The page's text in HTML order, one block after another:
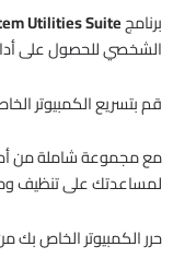
برنامجUtilities Suite
الشخصي للحصول على
قم بتسريع الكمبيوتر
مع مجموعة شاملة من
لمساعدتك على تنظيف
حرر الكمبيوتر الخاص